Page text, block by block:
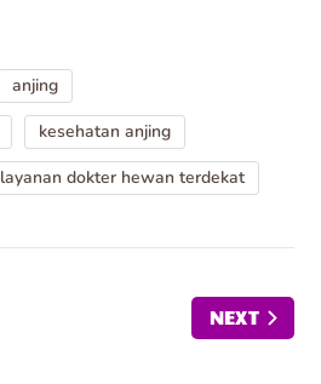
anjing
kesehatan anjing
layanan dokter hewan terdekat
NEXT